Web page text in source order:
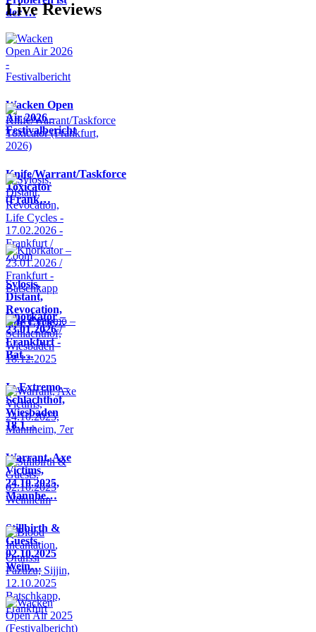
der …
Live Reviews
Wacken Open
Air 2026 -
Festivalbericht
Knife/Warrant/Taskforce
Toxicator
(Frank…
Sylosis,
Distant,
Revocation,
Life Cycle…
Knorkator –
23.01.2026 /
Frankfurt -
Bat…
In Extremo –
Schlachthof,
Wiesbaden
18.1…
Warrant, Axe
Victims,
24.10.2025,
Mannhe…
Stillbirth &
Guests,
02.10.2025
Wein…